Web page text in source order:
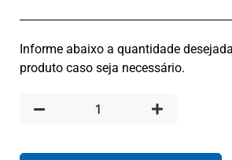
Informe abaixo a quantidade
produto caso seja necessário.